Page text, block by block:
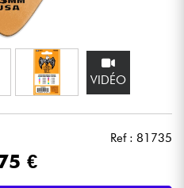
VIDÉO
Ref : 81735
€